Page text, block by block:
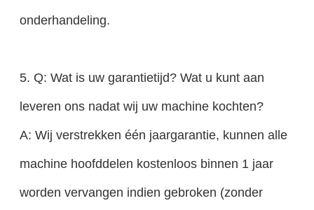
onderhandeling.
5. Q: Wat is uw garantietijd? Wat u kunt aan
leveren ons nadat wij uw machine kochten?
A: Wij verstrekken één jaargarantie, kunnen alle
machine hoofddelen kostenloos binnen 1 jaar
worden vervangen indien gebroken (zonder